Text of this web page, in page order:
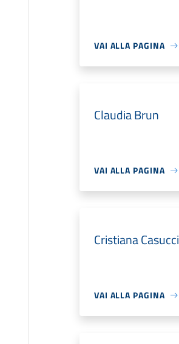
VAI ALLA PAGINA
Claudia Brun
VAI ALLA PAGINA
Cristiana Casucci
VAI ALLA PAGINA